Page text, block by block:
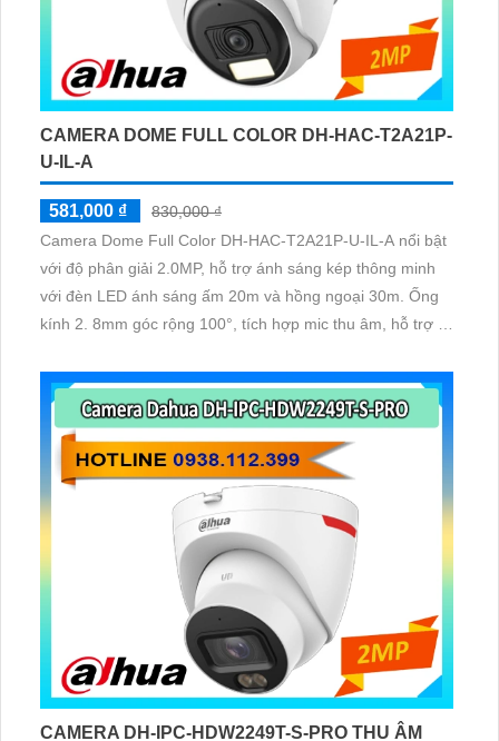
CAMERA DOME FULL COLOR DH-HAC-T2A21P-
U-IL-A
581,000 ₫
830,000 ₫
Camera Dome Full Color DH-HAC-T2A21P-U-IL-A nổi bật
với độ phân giải 2.0MP, hỗ trợ ánh sáng kép thông minh
với đèn LED ánh sáng ấm 20m và hồng ngoại 30m. Ống
kính 2. 8mm góc rộng 100°, tích hợp mic thu âm, hỗ trợ 4
nhựa dễ tháo lắp
CAMERA DH-IPC-HDW2249T-S-PRO THU ÂM